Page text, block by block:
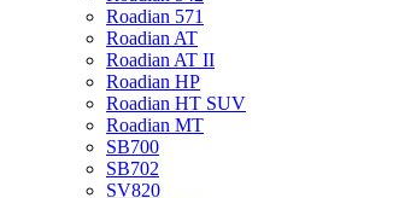
Roadian 571
Roadian AT
Roadian AT II
Roadian HP
Roadian HT SUV
Roadian MT
SB700
SB702
SV820